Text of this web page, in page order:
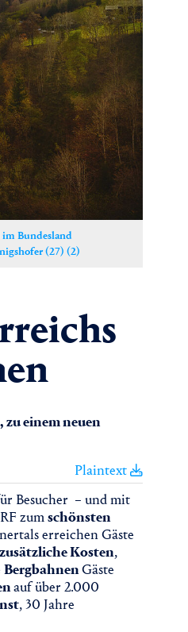
Bundesland
(27) (2)
einem neuen
Plaintext
Besucher – und mit
zumschönsten
erreichen Gäste
Kosten,
BergbahnenGäste
auf über 2.000
, 30 Jahre